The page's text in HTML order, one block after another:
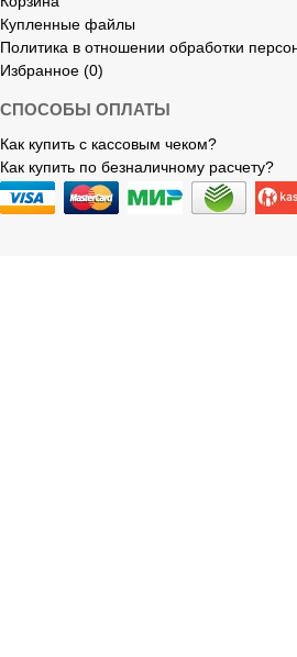
Купленные файлы
Политика в отношении обработки
Избранное (0)
СПОСОБЫ ОПЛАТЫ
Как купить с кассовым чеком?
Как купить по безналичному расчету?